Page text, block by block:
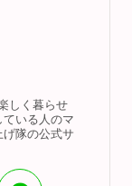
しく暮らせ
いる人のマ
隊の公式サ